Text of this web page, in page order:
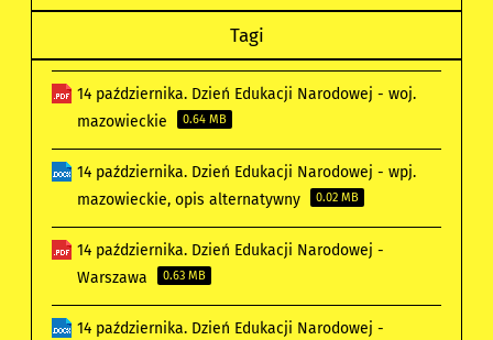
Tagi
14 października. Dzień Edukacji Narodowej - woj.
mazowieckie
0.64 MB
14 października. Dzień Edukacji Narodowej - wpj.
mazowieckie, opis alternatywny
0.02 MB
14 października. Dzień Edukacji Narodowej -
Warszawa
0.63 MB
14 października. Dzień Edukacji Narodowej -